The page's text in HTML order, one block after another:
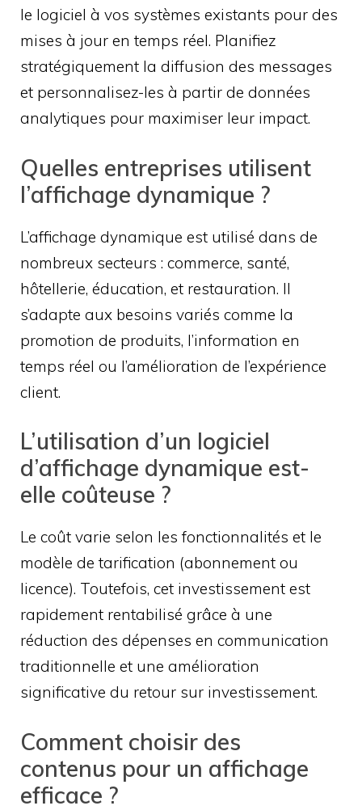
le logiciel à vos systèmes existants pour des
mises à jour en temps réel. Planifiez
stratégiquement la diffusion des messages
et personnalisez-les à partir de données
analytiques pour maximiser leur impact.
Quelles entreprises utilisent
l’affichage dynamique ?
L’affichage dynamique est utilisé dans de
nombreux secteurs : commerce, santé,
hôtellerie, éducation, et restauration. Il
s’adapte aux besoins variés comme la
promotion de produits, l’information en
temps réel ou l’amélioration de l’expérience
client.
L’utilisation d’un logiciel
d’affichage dynamique est-
elle coûteuse ?
Le coût varie selon les fonctionnalités et le
modèle de tarification (abonnement ou
licence). Toutefois, cet investissement est
rapidement rentabilisé grâce à une
réduction des dépenses en communication
traditionnelle et une amélioration
significative du retour sur investissement.
Comment choisir des
contenus pour un affichage
efficace ?